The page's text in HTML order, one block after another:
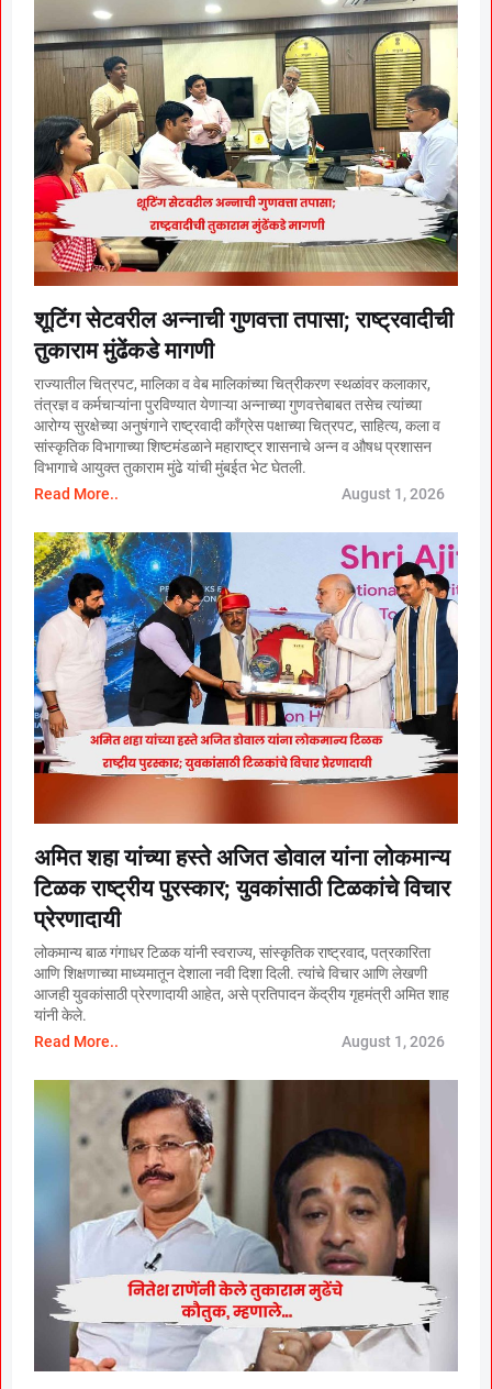
शूटिंग सेटवरील अन्नाची गुणवत्ता तपासा; राष्ट्रवादीची
तुकाराम मुंढेंकडे मागणी
राज्यातील चित्रपट, मालिका व वेब मालिकांच्या चित्रीकरण स्थळांवर कलाकार,
तंत्रज्ञ व कर्मचाऱ्यांना पुरविण्यात येणाऱ्या अन्नाच्या गुणवत्तेबाबत तसेच त्यांच्या
आरोग्य सुरक्षेच्या अनुषंगाने राष्ट्रवादी काँग्रेस पक्षाच्या चित्रपट, साहित्य, कला व
सांस्कृतिक विभागाच्या शिष्टमंडळाने महाराष्ट्र शासनाचे अन्न व औषध प्रशासन
विभागाचे आयुक्त तुकाराम मुंढे यांची मुंबईत भेट घेतली.
Read More..
August 1, 2026
अमित शहा यांच्या हस्ते अजित डोवाल यांना लोकमान्य
टिळक राष्ट्रीय पुरस्कार; युवकांसाठी टिळकांचे विचार
प्रेरणादायी
लोकमान्य बाळ गंगाधर टिळक यांनी स्वराज्य, सांस्कृतिक राष्ट्रवाद, पत्रकारिता
आणि शिक्षणाच्या माध्यमातून देशाला नवी दिशा दिली. त्यांचे विचार आणि लेखणी
आजही युवकांसाठी प्रेरणादायी आहेत, असे प्रतिपादन केंद्रीय गृहमंत्री अमित शाह
यांनी केले.
Read More..
August 1, 2026